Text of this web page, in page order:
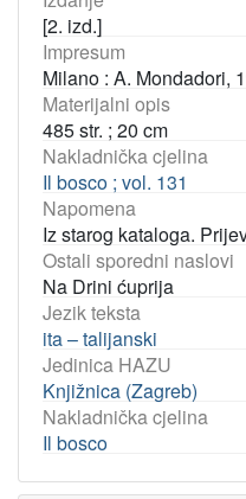
[2. izd.]
Impresum
Milano : A. Mondadori,
Materijalni opis
485 str. ; 20 cm
Nakladnička cjelina
Il bosco ; vol. 131
Napomena
Iz starog kataloga.
Ostali sporedni naslovi
Na Drini ćuprija
Jezik teksta
ita – talijanski
Jedinica HAZU
Knjižnica (Zagreb)
Nakladnička cjelina
Il bosco